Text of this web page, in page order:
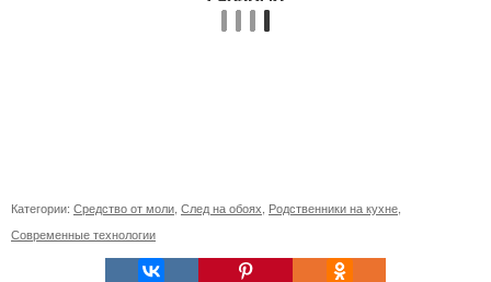
Категории: Средство от моли След на обоях Родственники на кухне
Современные технологии